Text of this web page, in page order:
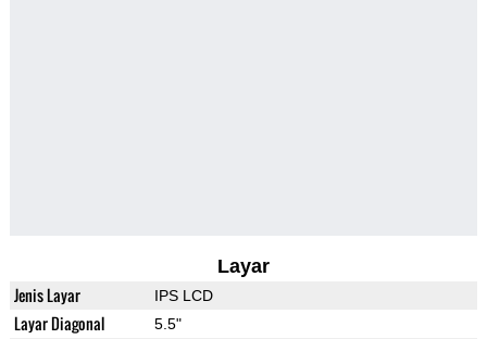
Layar
Jenis Layar IPS LCD
Layar Diagonal 5.5"